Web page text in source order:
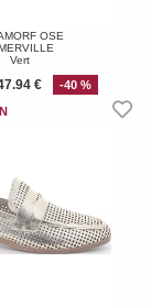
OSE
Vert
€ -40 %